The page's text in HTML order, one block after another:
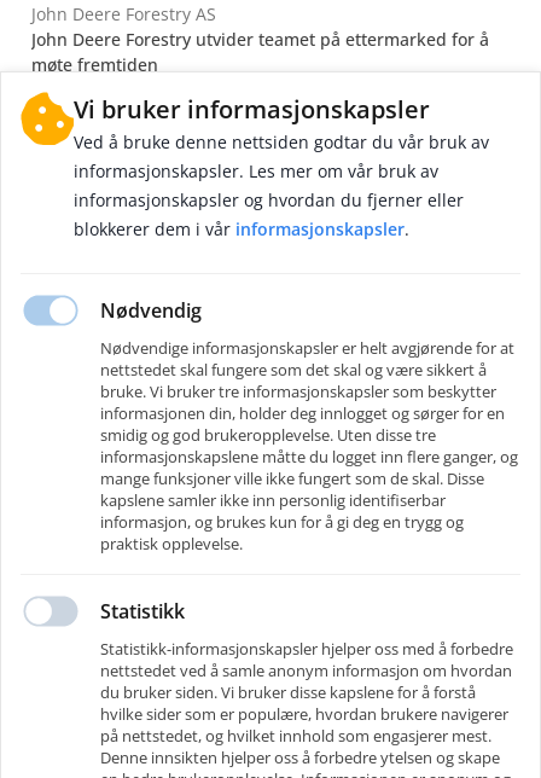
John Deere Forestry AS
John Deere Forestry utvider teamet på ettermarked for å
møte fremtiden
Fast
i dag
Aktiv Bemanning AS er et bemanningsbyrå med sterk lokal forankring og
et brennende engasjement for lokalsamfunnet i Kongsvingerregionen. Vi
kjenner markedet, næringslivet og menneskene som bor her – og vi tror på
verdien av å gi folk en sjanse.
For oss handler bemanning om mer enn å fylle stillinger. Vi ser
menneskene, deres potensiale og ambisjoner. Enten du er arbeidsgiver på
jakt etter dyktige ansatte eller en jobbsøker som trenger en fot innenfor, er
vi her for å hjelpe.
Gjennom tett samarbeid bidrar vi til vekst, utvikling og trygge
arbeidsplasser. Vi satser på mennesker, vi satser på lokalsamfunnet –
fordi vi vet at når mennesker lykkes, vokser også regionen.
Kontakter
kontakt@aktivbemanning.no
Følg oss på
Vi bruker informasjonskapsler
Ved å bruke denne nettsiden godtar du vår bruk av
informasjonskapsler. Les mer om vår bruk av
informasjonskapsler og hvordan du fjerner eller
blokkerer dem i vår informasjonskapsler.
Nødvendig
Nødvendige informasjonskapsler er helt avgjørende for at
nettstedet skal fungere som det skal og være sikkert å
bruke. Vi bruker tre informasjonskapsler som beskytter
informasjonen din, holder deg innlogget og sørger for en
smidig og god brukeropplevelse. Uten disse tre
informasjonskapslene måtte du logget inn flere ganger, og
mange funksjoner ville ikke fungert som de skal. Disse
kapslene samler ikke inn personlig identifiserbar
informasjon, og brukes kun for å gi deg en trygg og
praktisk opplevelse.
Statistikk
Statistikk-informasjonskapsler hjelper oss med å forbedre
nettstedet ved å samle anonym informasjon om hvordan
du bruker siden. Vi bruker disse kapslene for å forstå
hvilke sider som er populære, hvordan brukere navigerer
på nettstedet, og hvilket innhold som engasjerer mest.
Denne innsikten hjelper oss å forbedre ytelsen og skape